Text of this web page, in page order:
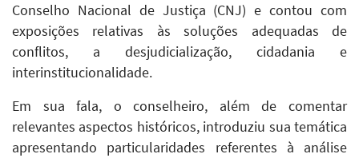
Conselho Nacional de Justiça (CNJ) e contou com
exposições relativas às soluções adequadas de
conflitos, a desjudicialização, cidadania e
interinstitucionalidade.
Em sua fala, o conselheiro, além de comentar
relevantes aspectos históricos, introduziu sua temática
apresentando particularidades referentes à análise